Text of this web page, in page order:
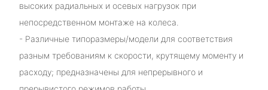
высоких радиальных и осевых нагрузок при
непосредственном монтаже на колеса.
- Различные типоразмеры/модели для соответствия
разным требованиям к скорости, крутящему моменту и
расходу; предназначены для непрерывного и